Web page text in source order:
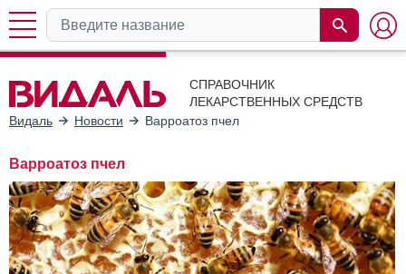
СПРАВОЧНИК
ЛЕКАРСТВЕННЫХ СРЕДСТВ
Видаль
Новости Варроатоз пчел
Варроатоз пчел